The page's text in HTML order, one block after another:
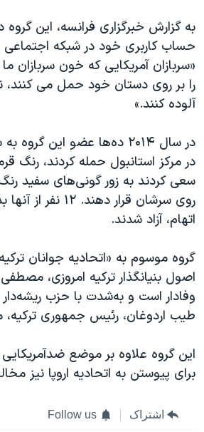
به گزارش خبرگزاری فرانسه، این
حساب کاربری خود در شبکه
«سربازان آمریکایی که خون سربازان
را بر روی دستان خود حمل می کنند،
آلوده کنند.»
در سال ۲۰۱۴ ده‌ها عضو این
در مرکز استانبول حمله کردند، رنگ
سعی کردند به زور گونی‌های سفید رنگ
روی سرشان قرار دهند.
اتهام، آزاد شدند.
گروه موسوم به «اتحادیه جوانان
اصول بنیانگذار ترکیه امروزی،
وفادار است و به‌شدت با حزب
طیب اردوغان، رئیس جمهوری
این گروه علاوه بر موضع
برای پیوستن به اتحادیه اروپا نیز
اشتراک Follow us